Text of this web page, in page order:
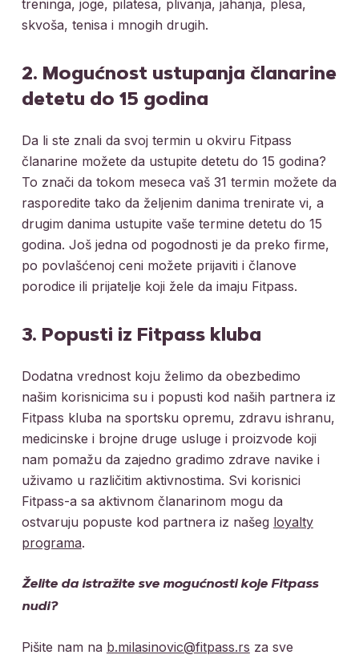
treninga, joge, pilatesa, plivanja, jahanja, plesa,
skvoša, tenisa i mnogih drugih.
2. Mogućnost ustupanja članarine
detetu do 15 godina
Da li ste znali da svoj termin u okviru Fitpass
članarine možete da ustupite detetu do 15 godina?
To znači da tokom meseca vaš 31 termin možete da
rasporedite tako da željenim danima trenirate vi, a
drugim danima ustupite vaše termine detetu do 15
godina. Još jedna od pogodnosti je da preko firme,
po povlašćenoj ceni možete prijaviti i članove
porodice ili prijatelje koji žele da imaju Fitpass.
3. Popusti iz Fitpass kluba
Dodatna vrednost koju želimo da obezbedimo
našim korisnicima su i popusti kod naših partnera iz
Fitpass kluba na sportsku opremu, zdravu ishranu,
medicinske i brojne druge usluge i proizvode koji
nam pomažu da zajedno gradimo zdrave navike i
uživamo u različitim aktivnostima. Svi korisnici
Fitpass-a sa aktivnom članarinom mogu da
ostvaruju popuste kod partnera iz našeg loyalty
programa.
Želite da istražite sve mogućnosti koje Fitpass
nudi?
Pišite nam na b.milasinovic@fitpass.rs za sve